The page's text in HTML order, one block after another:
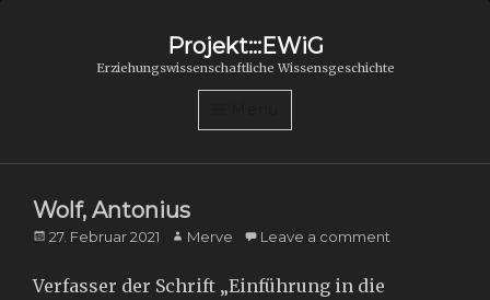
Projekt:::EWiG
Erziehungswissenschaftliche Wissensgeschichte
Wolf, Antonius
Posted
27. Februar 2021 Author
Merve Leave a comment
Verfasser der Schrift „Einführung in die